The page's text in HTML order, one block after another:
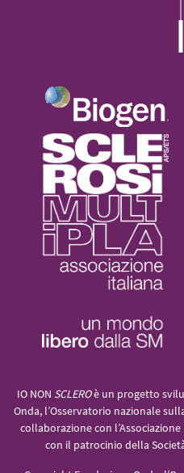
IO NON SCLEROè un progetto
Onda, l’Osservatorio nazionale
collaborazione con
con il patrocinio della